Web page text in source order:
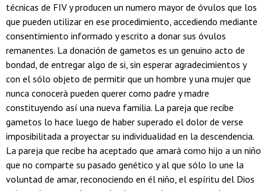
técnicas de FIV y producen un numero mayor de óvulos que los
que pueden utilizar en ese procedimiento, accediendo mediante
consentimiento informado y escrito a donar sus óvulos
remanentes. La donación de gametos es un genuino acto de
bondad, de entregar algo de si, sin esperar agradecimientos y
con el sólo objeto de permitir que un hombre y una mujer que
nunca conocerá pueden querer como padre y madre
constituyendo así una nueva familia. La pareja que recibe
gametos lo hace luego de haber superado el dolor de verse
imposibilitada a proyectar su individualidad en la descendencia.
La pareja que recibe ha aceptado que amará como hijo a un niño
que no comparte su pasado genético y al que sólo lo une la
voluntad de amar, reconociendo en él niño, el espíritu del Dios